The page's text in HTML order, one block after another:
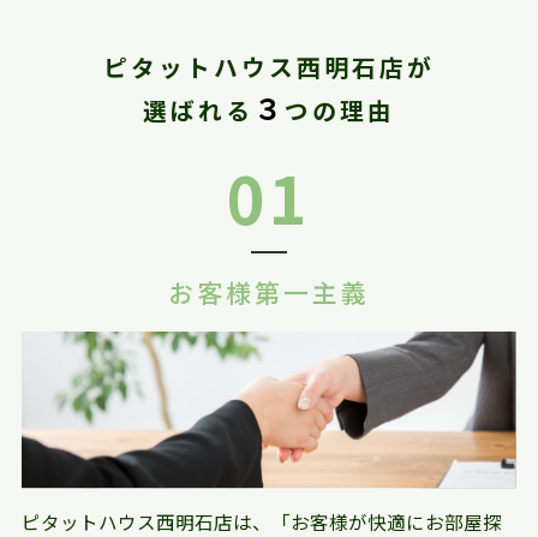
ピタットハウス西明石店が
選ばれる ３ つの理由
01
お客様第一主義
ピタットハウス西明石店は、「お客様が快適にお部屋探